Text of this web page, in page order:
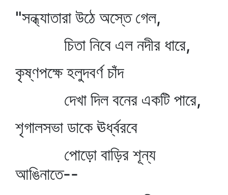
"সন্ধ্যাতারা উঠে অস্তে গেল,
চিতা নিবে এল নদীর ধারে,
কৃষ্ণপক্ষে হলুদবর্ণ চাঁদ
দেখা দিল বনের একটি পারে,
শৃগালসভা ডাকে ঊর্ধ্বরবে
পোড়ো বাড়ির শূন্য
আঙিনাতে--